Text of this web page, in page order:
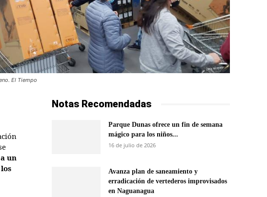
El Tiempo
un
Notas Recomendadas
Parque Dunas ofrece un fin de semana
mágico para los niños...
16 de julio de 2026
Avanza plan de saneamiento y
erradicación de vertederos improvisados
en Naguanagua